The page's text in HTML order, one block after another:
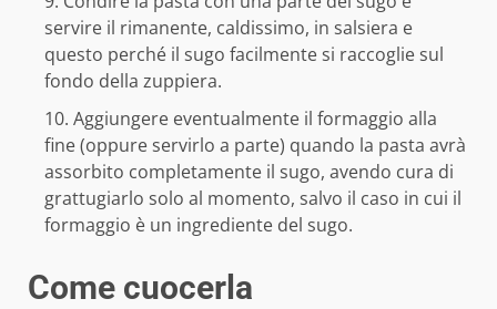
servire il rimanente, caldissimo, in salsiera e
questo perché il sugo facilmente si raccoglie sul
fondo della zuppiera.
Aggiungere eventualmente il formaggio alla
fine (oppure servirlo a parte) quando la pasta avrà
assorbito completamente il sugo, avendo cura di
grattugiarlo solo al momento, salvo il caso in cui il
formaggio è un ingrediente del sugo.
Come cuocerla